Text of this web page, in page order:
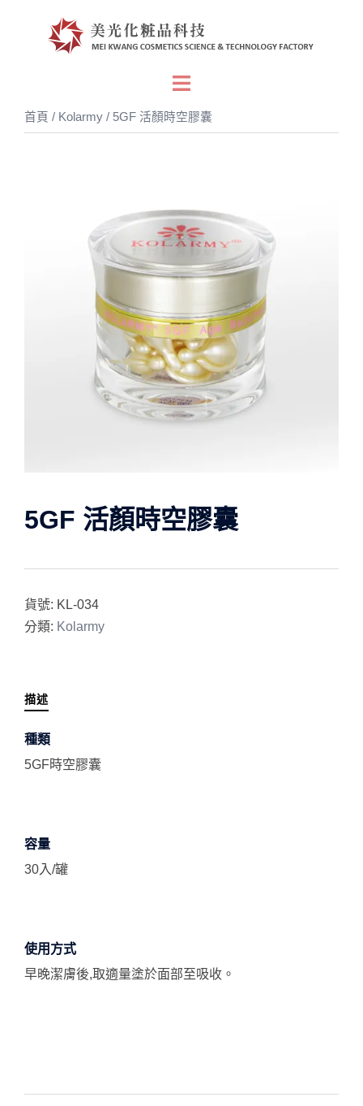
Toggle
首頁 / Kolarmy / 5GF 活顏時空膠囊
5GF 活顏時空膠囊
貨號: KL-034
分類: Kolarmy
描述
種類
5GF時空膠囊
容量
30入/罐
使用方式
早晚潔膚後,取適量塗於面部至吸收。